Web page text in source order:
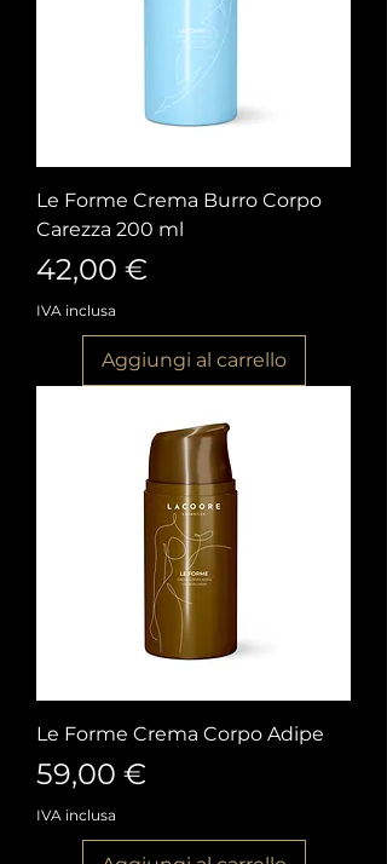
Le Forme Crema Burro Corpo
Carezza 200 ml
Prezzo
42,00 €
IVA inclusa
Aggiungi al carrello
Le Forme Crema Corpo Adipe
Prezzo
59,00 €
IVA inclusa